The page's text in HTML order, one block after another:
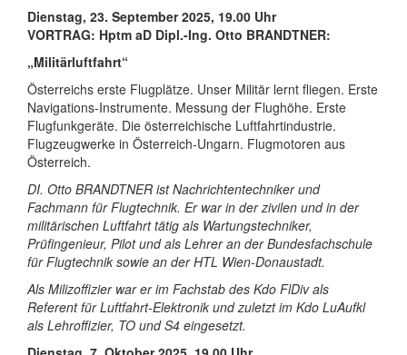
Dienstag, 23. September 2025, 19.00 Uhr
VORTRAG: Hptm aD Dipl.-Ing. Otto BRANDTNER:
„Militärluftfahrt“
Österreichs erste Flugplätze. Unser Militär lernt fliegen. Erste
Navigations-Instrumente. Messung der Flughöhe. Erste
Flugfunkgeräte. Die österreichische Luftfahrtindustrie.
Flugzeugwerke in Österreich-Ungarn. Flugmotoren aus
Österreich.
DI. Otto BRANDTNER ist Nachrichtentechniker und
Fachmann für Flugtechnik. Er war in der zivilen und in der
militärischen Luftfahrt tätig als Wartungstechniker,
Prüfingenieur, Pilot und als Lehrer an der Bundesfachschule
für Flugtechnik sowie an der HTL Wien-Donaustadt.
Als Milizoffizier war er im Fachstab des Kdo FlDiv als
Referent für Luftfahrt-Elektronik und zuletzt im Kdo LuAufkl
als Lehroffizier, TO und S4 eingesetzt.